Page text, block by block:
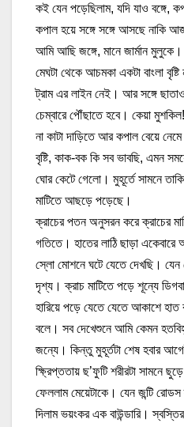
কই যেন পড়েছিলাম, যদি যাও বঙ্গে,
কপাল হয়ে সঙ্গে সঙ্গে আসছে নাকি
আমি আছি জঙ্গে, মানে জার্মান
মেঘটা থেকে আচমকা একটা বাংলা
ট্রাম এর লাইন নেই। আর সঙ্গে
চেম্বারে পৌঁছাতে হবে। কেয়া
না কাটা দাড়িতে আর কপাল বেয়ে
বৃষ্টি, কাক-বক কি সব ভাবছি, এমন
ঘোর কেটে গেলো। মুহূর্তে সামনে
মাটিতে আছড়ে পড়েছে।
ক্রাচের পতন অনুসরন করে ক্রাচের
গতিতে। হাতের লাঠি ছাড়া
স্লো মোশনে ঘটে যেতে দেখছি। যেন
দৃশ্য। ক্রাচ মাটিতে পড়ে শূন্যে
হারিয়ে পড়ে যেতে যেতে আকাশে
বলে। সব দেখেশুনে আমি কেমন
জন্যে। কিন্তু মুহূর্তটা শেষ হবার
ক্ষ্রিপ্ততায় ছ’ফুটি শরীরটা সামনে
ফেললাম মেয়েটাকে। যেন জন্টি রোডস
দিলাম ভয়ংকর এক বাউন্ডারি।